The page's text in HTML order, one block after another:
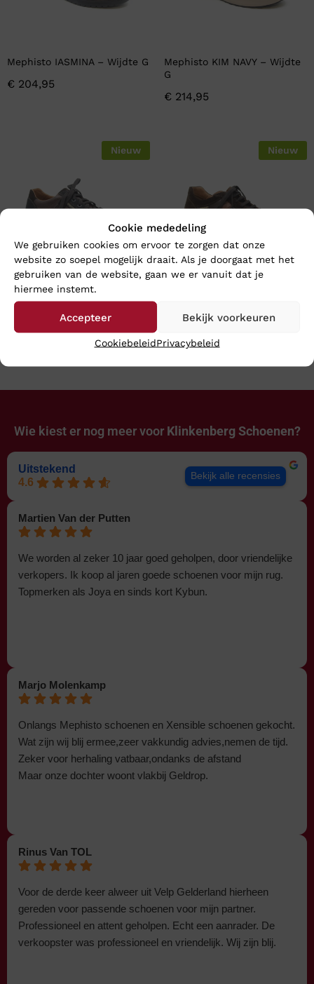
Cookie mededeling
We gebruiken cookies om ervoor te zorgen dat onze
website zo soepel mogelijk draait. Als je doorgaat met het
gebruiken van de website, gaan we er vanuit dat je
hiermee instemt.
Accepteer Bekijk voorkeuren
CookiebeleidPrivacybeleid
Mephisto IASMINA – Wijdte G
€ 204,95
Mephisto KIM NAVY – Wijdte
G
€ 214,95
Nieuw
Mephisto PACO – Wijdte H
€
Nieuw
Wijdte G
€ 204,95
Wie kiest er nog meer voor Klinkenberg Schoenen?
Uitstekend
4.6
Bekijk alle recensies
Martien Van der Putten
We worden al zeker 10 jaar goed geholpen, door vriendelijke
verkopers. Ik koop al jaren goede schoenen voor mijn rug.
Topmerken als Joya en sinds kort Kybun.
Marjo Molenkamp
Onlangs Mephisto schoenen en Xensible schoenen gekocht.
Wat zijn wij blij ermee,zeer vakkundig advies,nemen de tijd.
Zeker voor herhaling vatbaar,ondanks de afstand
Maar onze dochter woont vlakbij Geldrop.
Rinus Van TOL
Voor de derde keer alweer uit Velp Gelderland hierheen
gereden voor passende schoenen voor mijn partner.
Professioneel en attent geholpen. Echt een aanrader. De
verkoopster was professioneel en vriendelijk. Wij zijn blij.